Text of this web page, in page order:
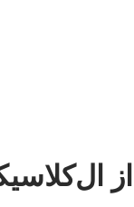
از